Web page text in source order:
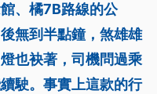
、橘7B路線的公
無到半點鐘，煞雄雄
也袂著，司機問過乘
駛。事實上這款的行